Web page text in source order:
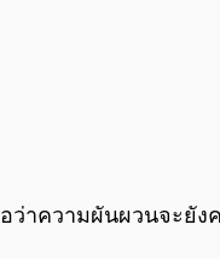
อว่าความผันผวนจะ